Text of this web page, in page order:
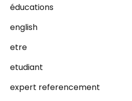
éducations
english
etre
etudiant
expert referencement